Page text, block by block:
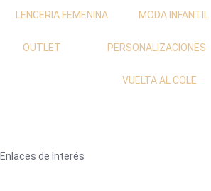
LENCERIA FEMENINA MODA INFANTIL
OUTLET PERSONALIZACIONES
VUELTA AL COLE
Enlaces de Interés